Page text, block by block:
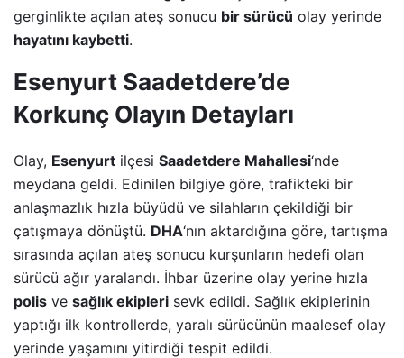
gerginlikte açılan ateş sonucu bir sürücü olay yerinde
hayatını kaybetti.
Esenyurt Saadetdere’de
Korkunç Olayın Detayları
Olay, Esenyurt ilçesi Saadetdere Mahallesi‘nde
meydana geldi. Edinilen bilgiye göre, trafikteki bir
anlaşmazlık hızla büyüdü ve silahların çekildiği bir
çatışmaya dönüştü. DHA‘nın aktardığına göre, tartışma
sırasında açılan ateş sonucu kurşunların hedefi olan
sürücü ağır yaralandı. İhbar üzerine olay yerine hızla
polis ve sağlık ekipleri sevk edildi. Sağlık ekiplerinin
yaptığı ilk kontrollerde, yaralı sürücünün maalesef olay
yerinde yaşamını yitirdiği tespit edildi.